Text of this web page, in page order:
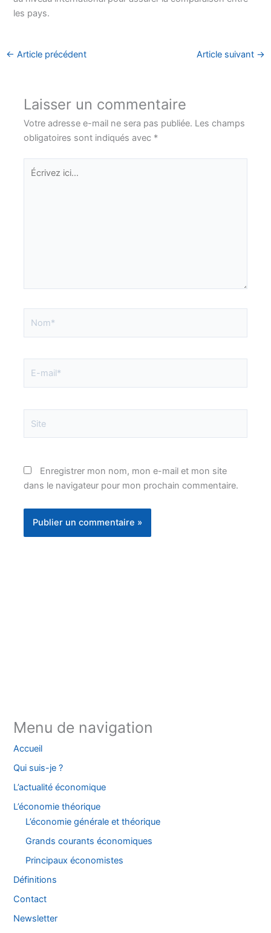
les pays.
← Article précédent Article suivant →
Laisser un commentaire
Votre adresse e-mail ne sera pas publiée. Les champs
obligatoires sont indiqués avec *
Écrivez
ici…
mail*
Enregistrer mon nom, mon e-mail et mon site
dans le navigateur pour mon prochain commentaire.
Menu de navigation
Accueil
Qui suis-je ?
L’actualité économique
L’économie théorique
L’économie générale et théorique
Grands courants économiques
Principaux économistes
Définitions
Contact
Newsletter